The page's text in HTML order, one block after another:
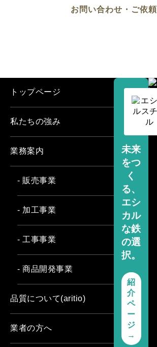
お問い合わせ・ご依頼
未来
をつ
く
る、
エシ
カル
な鉄
の選
択。
紹
介
ペ
ー
ジ
→
トップページ
私たちの強み
業務案内
- 販売事業
- 加工事業
- 工事事業
- 商品開発事業
品質について(aritio)
業者の方へ